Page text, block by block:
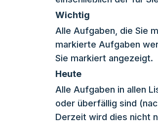
Wichtig
Alle Aufgaben, die Sie
markierte Aufgaben
Sie markiert angezeigt.
Heute
Alle Aufgaben in allen
oder überfällig sind
Derzeit wird dies nicht